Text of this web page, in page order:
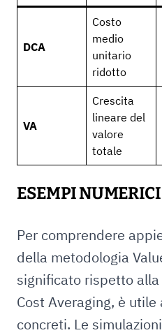
DCA
Costo
medio
unitario
ridotto
VA
Crescita
lineare del
valore
totale
ESEMPI
Per comprendere
della metodologia
significato rispetto
Cost Averaging, è
concreti. Le